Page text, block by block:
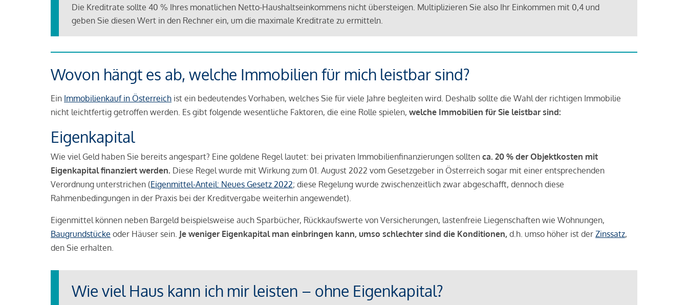
Die Kreditrate sollte 40 % Ihres monatlichen Netto-Haushaltseinkommens nicht übersteigen. Multiplizieren Sie also Ihr Einkommen mit 0,4 und
geben Sie diesen Wert in den Rechner ein, um die maximale Kreditrate zu ermitteln.
Wovon hängt es ab, welche Immobilien für mich leistbar sind?
Ein Immobilienkauf in Österreich ist ein bedeutendes Vorhaben, welches Sie für viele Jahre begleiten wird. Deshalb sollte die Wahl der richtigen Immobilie
nicht leichtfertig getroffen werden. Es gibt folgende wesentliche Faktoren, die eine Rolle spielen, welche Immobilien für Sie leistbar sind:
Eigenkapital
Wie viel Geld haben Sie bereits angespart? Eine goldene Regel lautet: bei privaten Immobilienfinanzierungen sollten ca. 20 % der Objektkosten mit
Eigenkapital finanziert werden. Diese Regel wurde mit Wirkung zum 01. August 2022 vom Gesetzgeber in Österreich sogar mit einer entsprechenden
Verordnung unterstrichen (Eigenmittel-Anteil: Neues Gesetz 2022; diese Regelung wurde zwischenzeitlich zwar abgeschafft, dennoch diese
Rahmenbedingungen in der Praxis bei der Kreditvergabe weiterhin angewendet).
Eigenmittel können neben Bargeld beispielsweise auch Sparbücher, Rückkaufswerte von Versicherungen, lastenfreie Liegenschaften wie Wohnungen,
Baugrundstücke oder Häuser sein. Je weniger Eigenkapital man einbringen kann, umso schlechter sind die Konditionen, d.h. umso höher ist der Zinssatz,
den Sie erhalten.
Wie viel Haus kann ich mir leisten – ohne Eigenkapital?